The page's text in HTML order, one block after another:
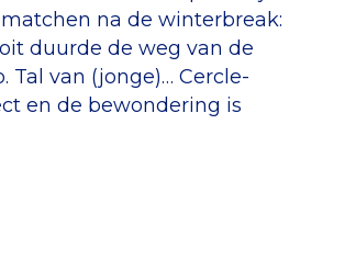
matchen na de winterbreak:
duurde de weg van de
Tal van (jonge)… Cercle-
en de bewondering is